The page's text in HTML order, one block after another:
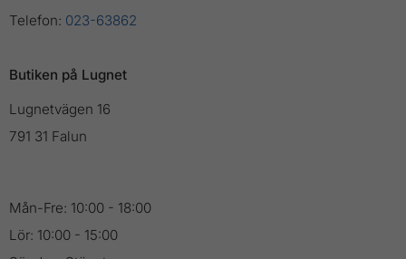
Telefon: 023-63862
Butiken på Lugnet
Lugnetvägen 16
791 31 Falun
Mån-Fre: 10:00 - 18:00
Lör: 10:00 - 15:00